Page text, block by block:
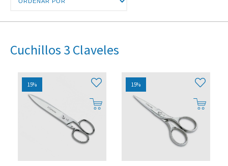
Cuchillos 3 Claveles
15% 15%